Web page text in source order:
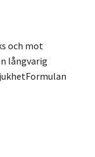
och mot
långvarig